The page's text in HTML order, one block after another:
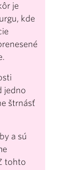
je
kde
jedno
štrnásť
a sú
tohto